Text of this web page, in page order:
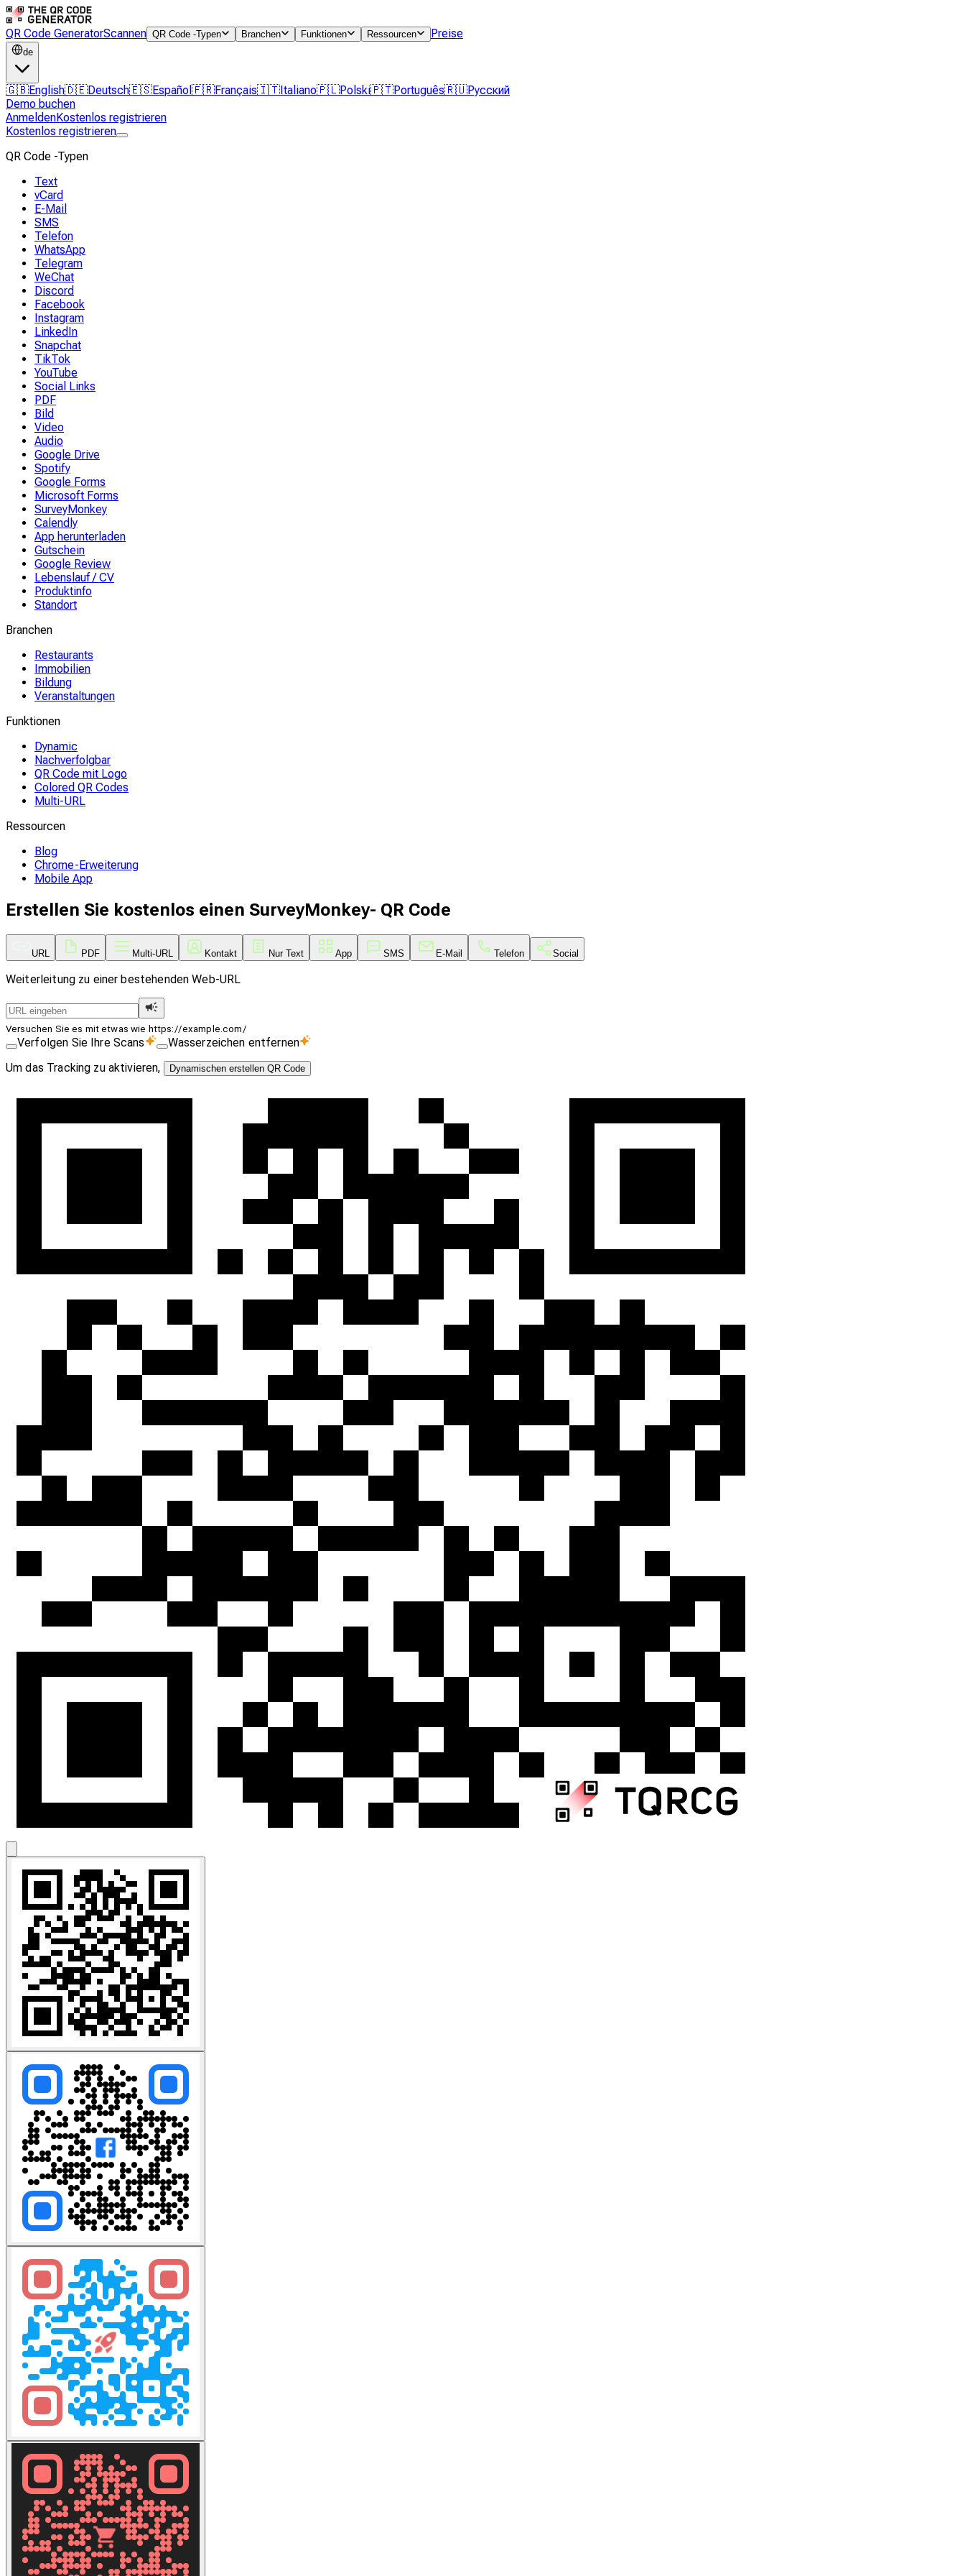
QR Code GeneratorScannen QR Code -Typen Branchen Funktionen Ressourcen Preise
de
🇬🇧English🇩🇪Deutsch🇪🇸Español 🇫🇷Français🇮🇹Italiano🇵🇱Polski🇵🇹Português🇷🇺Русский
Demo buchen
AnmeldenKostenlos registrieren
Kostenlos registrieren
QR Code -Typen
Text
vCard
E-Mail
SMS
Telefon
WhatsApp
Telegram
WeChat
Discord
Facebook
Instagram
LinkedIn
Snapchat
TikTok
YouTube
Social Links
PDF
Bild
Video
Audio
Google Drive
Spotify
Google Forms
Microsoft Forms
SurveyMonkey
Calendly
App herunterladen
Gutschein
Google Review
Lebenslauf / CV
Produktinfo
Standort
Branchen
Restaurants
Immobilien
Bildung
Veranstaltungen
Funktionen
Dynamic
Nachverfolgbar
QR Code mit Logo
Colored QR Codes
Multi-URL
Ressourcen
Blog
Chrome-Erweiterung
Mobile App
Erstellen Sie kostenlos einen SurveyMonkey- QR Code
URL PDF Multi-URL Kontakt Nur Text App SMS E-Mail Telefon Social
Weiterleitung zu einer bestehenden Web-URL
Versuchen Sie es mit etwas wie https://example.com/
Verfolgen Sie Ihre Scans
Wasserzeichen entfernen
Um das Tracking zu aktivieren,
Dynamischen erstellen QR Code